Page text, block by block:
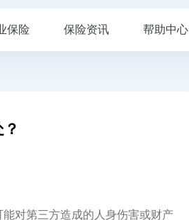
保险 保险资讯 帮助中心
对第三方造成的人身伤害或财产